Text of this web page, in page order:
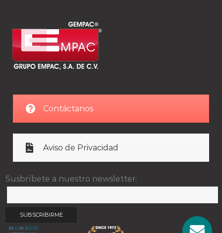
Contáctanos
Aviso de Privacidad
Susbríbete a nuestro newsletter: